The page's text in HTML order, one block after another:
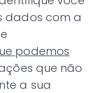
dados com a
podemos
que não
a sua